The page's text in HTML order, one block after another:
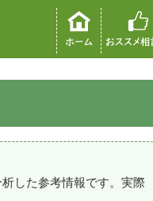
した参考情報です。実際